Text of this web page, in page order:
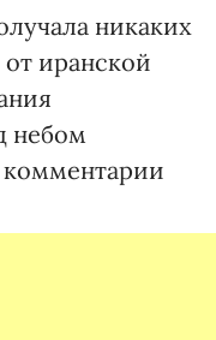
никаких
иранской
небом
комментарии